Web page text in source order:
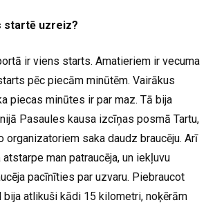
startē uzreiz?
ir viens starts. Amatieriem ir vecuma
pēc piecām minūtēm. Vairākus
piecas minūtes ir par maz. Tā bija
Pasaules kausa izcīņas posmā Tartu,
organizatoriem saka daudz braucēju. Arī
man patraucēja, un iekļuvu
pacīnīties par uzvaru. Piebraucot
bija atlikuši kādi 15 kilometri, noķērām